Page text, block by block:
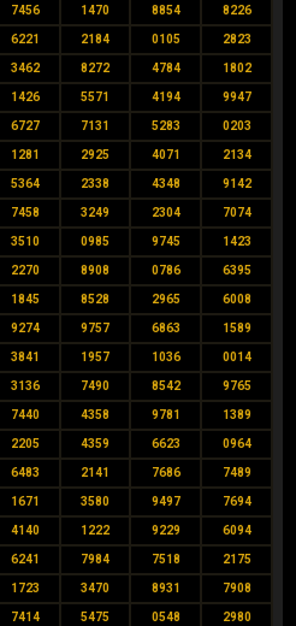
7456 1470 8854 8226
6221 2184 0105 2823
3462 8272 4784 1802
1426 5571 4194 9947
6727 7131 5283 0203
1281 2925 4071 2134
5364 2338 4348 9142
7458 3249 2304 7074
3510 0985 9745 1423
2270 8908 0786 6395
1845 8528 2965 6008
9274 9757 6863 1589
3841 1957 1036 0014
3136 7490 8542 9765
7440 4358 9781 1389
2205 4359 6623 0964
6483 2141 7686 7489
1671 3580 9497 7694
4140 1222 9229 6094
6241 7984 7518 2175
1723 3470 8931 7908
7414 5475 0548 2980